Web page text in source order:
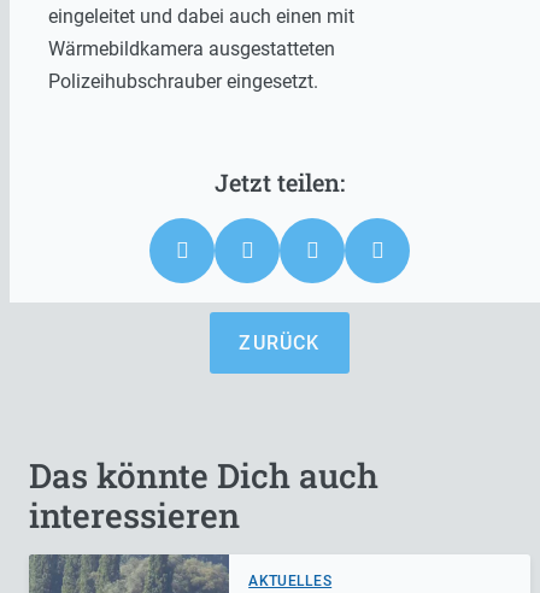
eingeleitet und dabei auch einen mit
Wärmebildkamera ausgestatteten
Polizeihubschrauber eingesetzt.
ZURÜCK
Das könnte Dich auch
interessieren
AKTUELLES